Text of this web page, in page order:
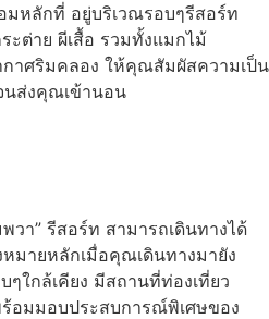
มหลักที่ อยู่บริเวณรอบๆรีสอร์ท
ต่าย ผีเสื้อ รวมทั้งแมกไม้
าศริมคลอง ให้คุณสัมผัสความเป็น
ส่งคุณเข้านอน
วา” รีสอร์ท สามารถเดินทางได้
มายหลักเมื่อคุณเดินทางมายัง
ๆใกล้เคียง มีสถานที่ท่องเที่ยว
อมมอบประสบการณ์พิเศษของ